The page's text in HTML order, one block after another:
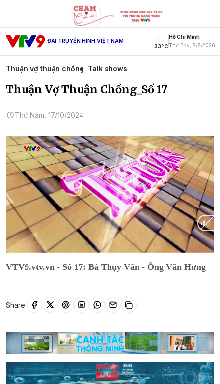
ĐÀI TRUYỀN HÌNH VIỆT NAM
33° C
Hồ Chí Minh
Thứ Bảy, 8/8/2026
Thuận vợ thuận chồng Talk shows
Thuận Vợ Thuận Chồng_Số 17
Thứ Năm, 17/10/2024
VTV9.vtv.vn - Số 17: Bà Thụy Vân - Ông Văn Hưng
Share: